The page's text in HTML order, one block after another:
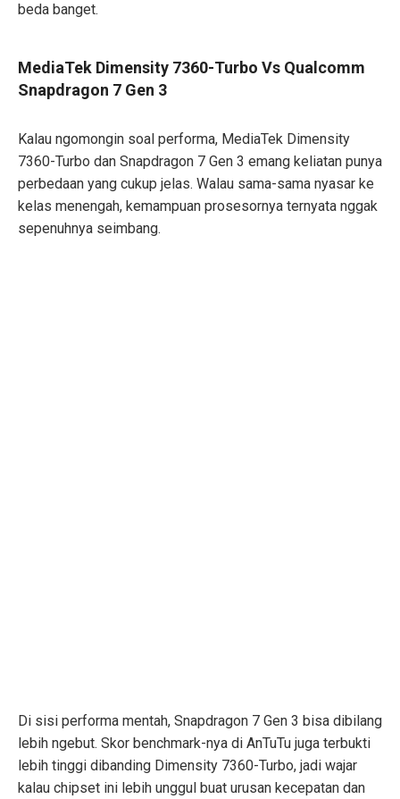
beda banget.
MediaTek Dimensity 7360-Turbo Vs Qualcomm
Snapdragon 7 Gen 3
Kalau ngomongin soal performa, MediaTek Dimensity
7360-Turbo dan Snapdragon 7 Gen 3 emang keliatan punya
perbedaan yang cukup jelas. Walau sama-sama nyasar ke
kelas menengah, kemampuan prosesornya ternyata nggak
sepenuhnya seimbang.
Di sisi performa mentah, Snapdragon 7 Gen 3 bisa dibilang
lebih ngebut. Skor benchmark-nya di AnTuTu juga terbukti
lebih tinggi dibanding Dimensity 7360-Turbo, jadi wajar
kalau chipset ini lebih unggul buat urusan kecepatan dan